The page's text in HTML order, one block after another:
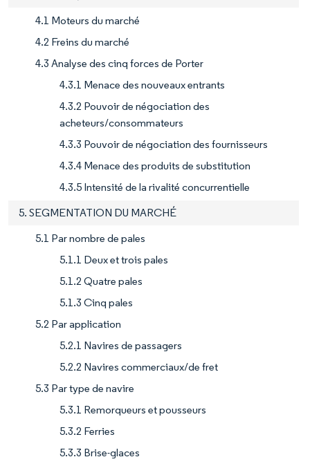
4.1 Moteurs du marché
4.2 Freins du marché
4.3 Analyse des cinq forces de Porter
4.3.1 Menace des nouveaux entrants
4.3.2 Pouvoir de négociation des
acheteurs/consommateurs
4.3.3 Pouvoir de négociation des fournisseurs
4.3.4 Menace des produits de substitution
4.3.5 Intensité de la rivalité concurrentielle
5. SEGMENTATION DU MARCHÉ
5.1 Par nombre de pales
5.1.1 Deux et trois pales
5.1.2 Quatre pales
5.1.3 Cinq pales
5.2 Par application
5.2.1 Navires de passagers
5.2.2 Navires commerciaux/de fret
5.3 Par type de navire
5.3.1 Remorqueurs et pousseurs
5.3.2 Ferries
5.3.3 Brise-glaces